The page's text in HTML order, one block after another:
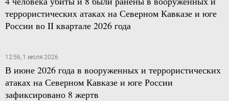
террористических атаках на Северном Кавказе и юге
России во II квартале 2026 года
12:56, 1 июля 2026
В июне 2026 года в вооруженных и террористических
атаках на Северном Кавказе и юге России
зафиксировано 8 жертв